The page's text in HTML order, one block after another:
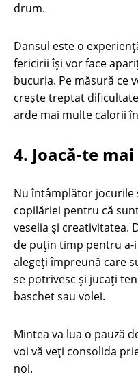
drum.
Dansul este o
fericirii își vor face
bucuria. Pe măsură ce
crește treptat
arde mai multe calorii
4. Joacă-te
Nu întâmplător jocurile
copilăriei pentru că
veselia și creativitatea.
de puțin timp pentru a-
alegeți împreună care
se potrivesc și jucați
baschet sau volei.
Mintea va lua o pauză
voi vă veți consolida
noi.